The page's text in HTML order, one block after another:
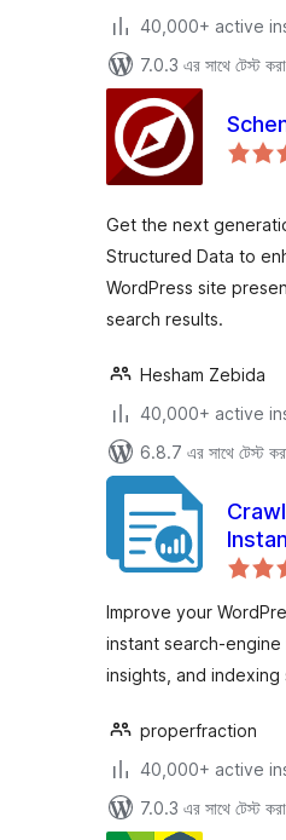
40,000+ active
7.0.3 এর সাথে টেস্ট
Get the next
Structured Data to
WordPress site
search results.
Hesham Zebida
40,000+ active
6.8.7 এর সাথে টেস্ট
Improve your
instant search-engine
insights, and
properfraction
40,000+ active
7.0.3 এর সাথে টেস্ট